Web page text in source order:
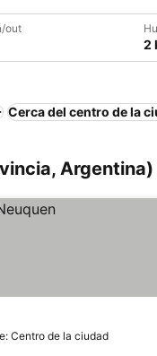
out
2
Cerca del centro de la
Argentina)
Centro de la ciudad